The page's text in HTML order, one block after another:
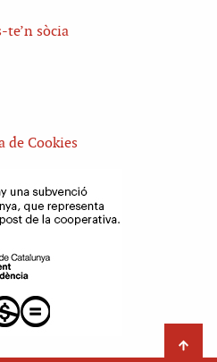
te’n sòcia
de Cookies